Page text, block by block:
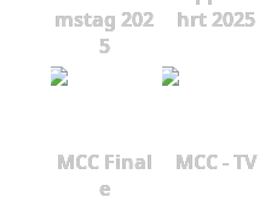
mstag 202
5
hrt 2025
MCC Final
e
MCC - TV